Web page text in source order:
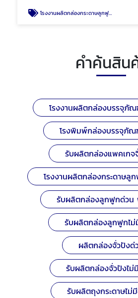
โรงงานผลิตกล่องกระดาษลูกฟูก พระราม2
คำค้นสิน
โรงงานผลิตกล่องบรรจุภัณ
โรงพิมพ์กล่องบรรจุภัณ
รับผลิตกล่องแพคเกจ
โรงงานผลิตกล่องกระดาษลู
รับผลิตกล่องลูกฟูกด่วน
รับผลิตกล่องลูกฟูกไม่
ผลิตกล่องจั่วปังด่
รับผลิตกล่องจั่วปังไม่
รับผลิตถุงกระดาษไม่